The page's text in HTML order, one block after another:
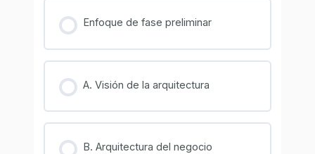
Enfoque de fase preliminar
A. Visión de la arquitectura
B. Arquitectura del negocio